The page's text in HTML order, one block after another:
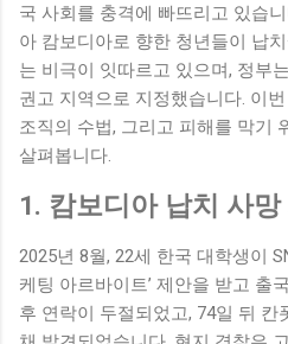
국 사회를 충격에 빠뜨리고 있습
아 캄보디아로 향한 청년들이 납
는 비극이 잇따르고 있으며, 정부
권고 지역으로 지정했습니다. 이
조직의 수법, 그리고 피해를 막기
살펴봅니다.
1. 캄보디아 납치 사
2025년 8월, 22세 한국 대학생이
케팅 아르바이트’ 제안을 받고 출
후 연락이 두절되었고, 74일 뒤